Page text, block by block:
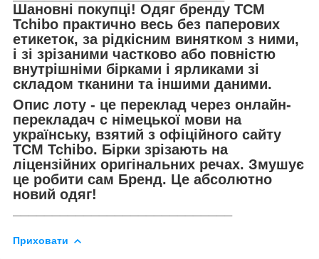
Шановні покупці! Одяг бренду TCM
Tchibo практично весь без паперових
етикеток, за рідкісним винятком з ними,
і зі зрізаними частково або повністю
внутрішніми бірками і ярликами зі
складом тканини та іншими даними.
Опис лоту - це переклад через онлайн-
перекладач с німецької мови на
українську, взятий з офіційного сайту
TCM Tchibo. Бірки зрізають на
ліцензійних оригінальних речах. Змушує
це робити сам Бренд. Це абсолютно
новий одяг!
Приховати